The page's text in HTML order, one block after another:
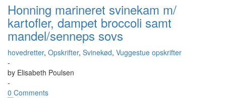
Honning marineret svinekam m/
kartofler, dampet broccoli samt
mandel/senneps sovs
hovedretter, Opskrifter, Svinekød, Vuggestue opskrifter
-
by Elisabeth Poulsen
-
0 Comments